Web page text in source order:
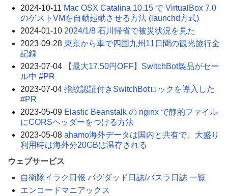
2024-10-11 Mac OSX Catalina 10.15 で VirtualBox 7.0
のゲストVMを自動起動させる方法 (launchd方式)
2024-01-10 2024/1/8 石川帰省で被災状況を見た
2023-09-28 東京から車で四国九州11日間の観光旅行全
記録
2023-07-04
【最大17,50円OFF】SwitchBot製品がセー
ル中 #PR
2023-07-04 指紋認証付きSwitchBotロックを導入した
#PR
2023-05-09 Elastic Beanstalk の nginx で静的ファイル
にCORSヘッダーをつける方法
2023-05-08 ahamo海外データは国内と共有で、大盛り
利用時は海外分20GBは温存される
ウェブサービス
自衛隊イラク日報 バグダッド日誌/バスラ日誌 一覧
エンコードマニアックス